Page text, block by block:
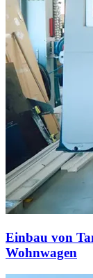
Einbau von
Wohnwagen